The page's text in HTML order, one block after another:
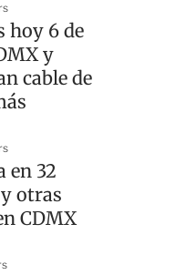
hoy 6 de
y
cable de
en 32
otras
CDMX